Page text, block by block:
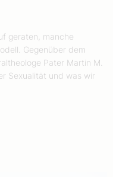
geraten, manche
Gegenüber dem
Pater Martin M.
Sexualität und was wir